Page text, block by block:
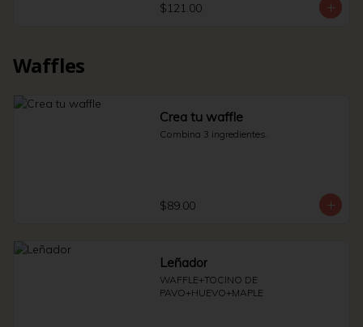
$121.00
Waffles
Crea tu waffle
Combina 3 ingredientes.
$89.00
Leñador
WAFFLE+TOCINO DE
PAVO+HUEVO+MAPLE